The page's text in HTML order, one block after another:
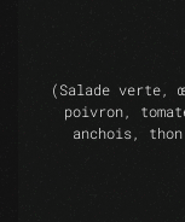
(Salade verte,
poivron,
anchois,